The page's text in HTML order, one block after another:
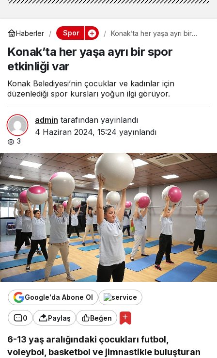
Haberler Spor
Konak’ta her yaşa ayrı bir
Konak’ta her yaşa ayrı bir spor
etkinliği var
Konak Belediyesi’nin çocuklar ve kadınlar için
düzenlediği spor kursları yoğun ilgi görüyor.
admin tarafından yayınlandı
4 Haziran 2024, 15:24 yayınlandı
3
Google'da Abone Ol
0 Paylaş Beğen
6-13 yaş aralığındaki çocukları futbol,
voleybol, basketbol ve jimnastikle buluşturan